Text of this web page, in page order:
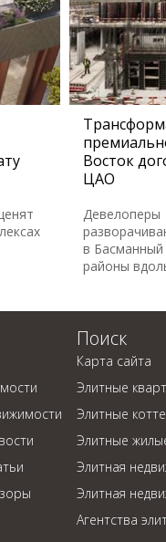
Восток
ЦАО
Девелоперы
в Басманный
районы
Поиск
Карта сайта
Элитные
Элитные
Элитные
Элитная
Элитная
Агентства